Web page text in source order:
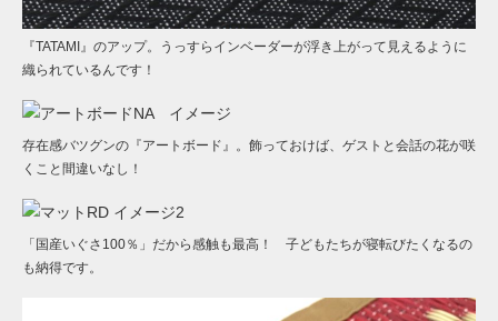
『TATAMI』のアップ。うっすらインベーダーが浮き上がって見えるように
織られているんです！
存在感バツグンの『アートボード』。飾っておけば、ゲストと会話の花が咲
くこと間違いなし！
「国産いぐさ100％」だから感触も最高！ 子どもたちが寝転びたくなるの
も納得です。